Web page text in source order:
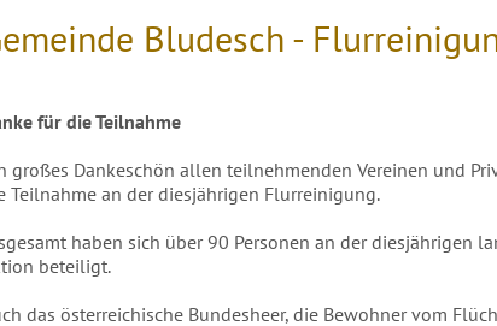
Bludesch -
für die Teilnahme
großes Dankeschön allen teilnehmenden Vereinen und
Teilnahme an der diesjährigen Flurreinigung.
haben sich über 90 Personen an der diesjährigen
beteiligt.
das österreichische Bundesheer, die Bewohner vom